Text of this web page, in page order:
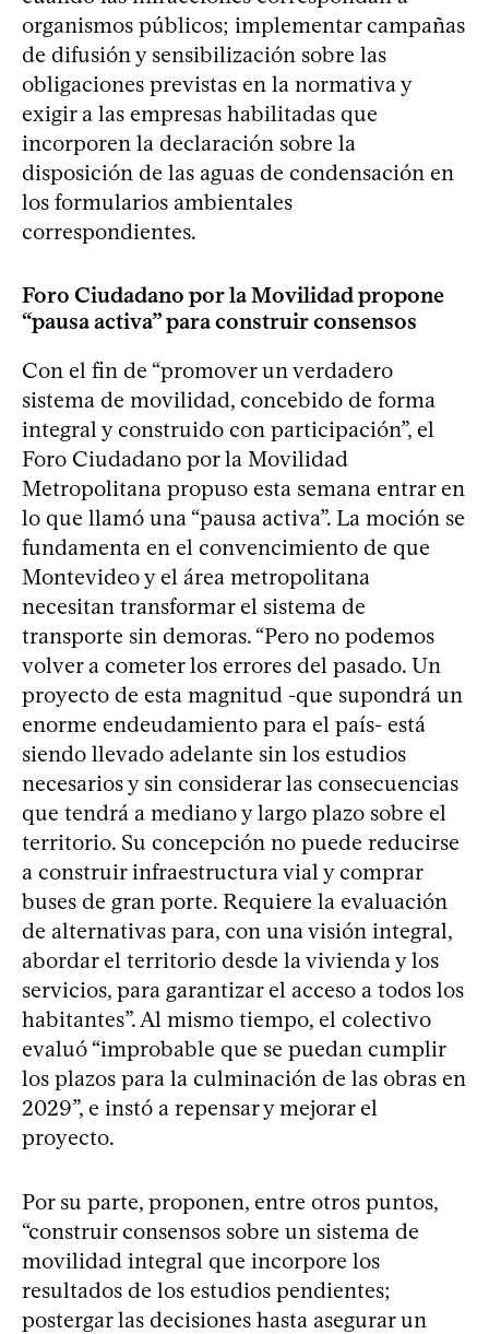
organismos públicos; implementar campañas
de difusión y sensibilización sobre las
obligaciones previstas en la normativa y
exigir a las empresas habilitadas que
incorporen la declaración sobre la
disposición de las aguas de condensación en
los formularios ambientales
correspondientes.
Foro Ciudadano por la Movilidad propone
“pausa activa” para construir consensos
Con el fin de “promover un verdadero
sistema de movilidad, concebido de forma
integral y construido con participación”, el
Foro Ciudadano por la Movilidad
Metropolitana propuso esta semana entrar en
lo que llamó una “pausa activa”. La moción se
fundamenta en el convencimiento de que
Montevideo y el área metropolitana
necesitan transformar el sistema de
transporte sin demoras. “Pero no podemos
volver a cometer los errores del pasado. Un
proyecto de esta magnitud -que supondrá un
enorme endeudamiento para el país- está
siendo llevado adelante sin los estudios
necesarios y sin considerar las consecuencias
que tendrá a mediano y largo plazo sobre el
territorio. Su concepción no puede reducirse
a construir infraestructura vial y comprar
buses de gran porte. Requiere la evaluación
de alternativas para, con una visión integral,
abordar el territorio desde la vivienda y los
servicios, para garantizar el acceso a todos los
habitantes”. Al mismo tiempo, el colectivo
evaluó “improbable que se puedan cumplir
los plazos para la culminación de las obras en
2029”, e instó a repensar y mejorar el
proyecto.
Por su parte, proponen, entre otros puntos,
“construir consensos sobre un sistema de
movilidad integral que incorpore los
resultados de los estudios pendientes;
postergar las decisiones hasta asegurar un